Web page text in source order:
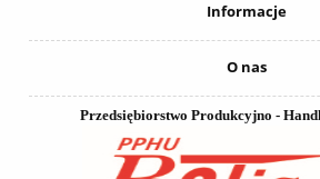
Informacje
O nas
Przedsiębiorstwo Produkcyjno -